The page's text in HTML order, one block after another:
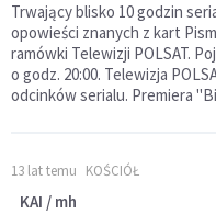
Trwający blisko 10 godzin
opowieści znanych z kart
ramówki Telewizji POLSAT.
o godz. 20:00. Telewizja
odcinków serialu. Premiera
13 lat temu KOŚCIÓŁ
KAI / mh